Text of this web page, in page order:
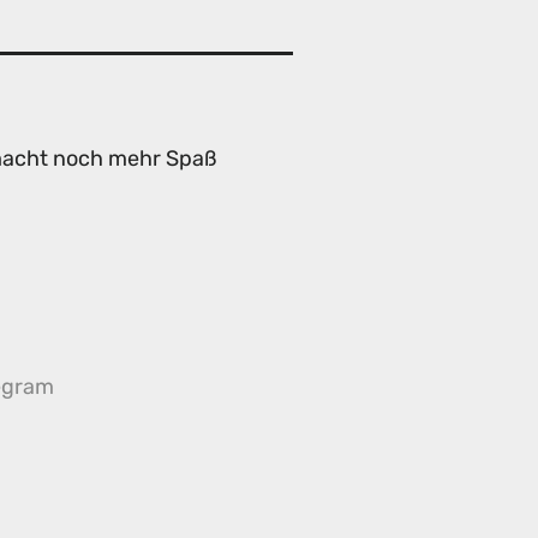
noch mehr Spaß